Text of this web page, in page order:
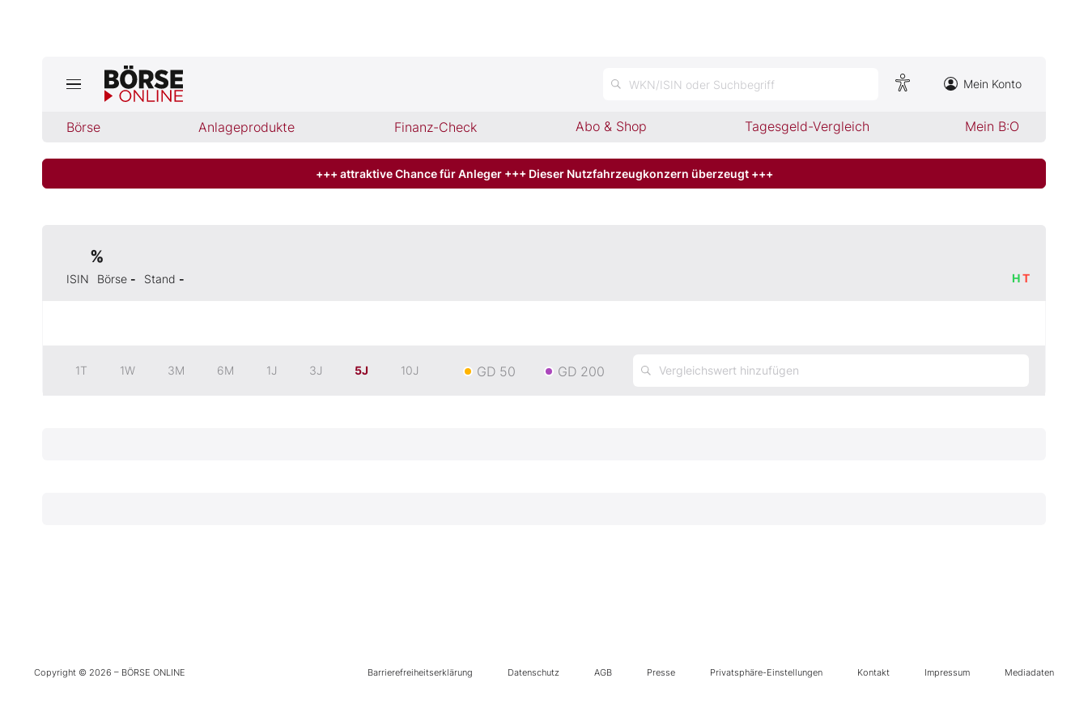
WKN/ISIN oder Suchbegriff Mein Konto
Börse Anlageprodukte Finanz-Check Abo & Shop Tagesgeld-Vergleich Mein B:O
Jetzt aktuelle Ausgabe BÖRSE ONLINE lesen
+++ attraktive Chance für Anleger +++ Dieser Nutzfahrzeugkonzern überzeugt +++
%
HT
ISIN Börse - Stand -
1T 1W 3M 6M 1J 3J 5J 10J GD 50 GD 200
Copyright © 2026 – BÖRSE ONLINE Barrierefreiheitserklärung Datenschutz AGB Presse Privatsphäre-Einstellungen Kontakt Impressum Mediadaten